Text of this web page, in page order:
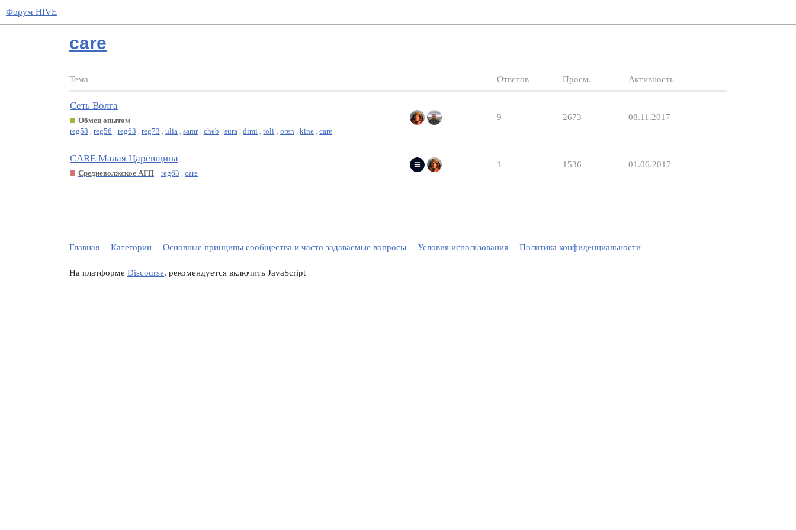
Форум HIVE
care
Тема Ответов Просм. Активность
Сеть Волга
Обмен опытом
reg58
,reg56 reg63 reg73 ,ulia ,samr cheb sura ,dimi ,toli oren kine ,care
9 2673 08.11.2017
CARE Малая Царёвщина
Средневолжское АГП reg63 ,care
1 1536 01.06.2017
Главная Категории Основные принципы сообщества и часто задаваемые вопросы Условия использования Политика конфиденциальности
На платформе Discourse, рекомендуется включить JavaScript